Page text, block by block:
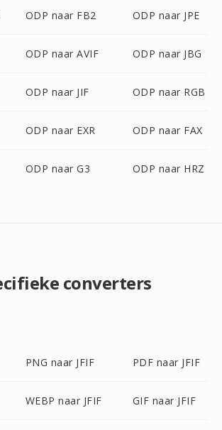
ODP naar FB2 ODP naar JPE
ODP naar AVIF ODP naar JBG
ODP naar JIF ODP naar RGB
ODP naar EXR ODP naar FAX
ODP naar G3 ODP naar HRZ
converters
PNG naar JFIF PDF naar JFIF
WEBP naar JFIF GIF naar JFIF